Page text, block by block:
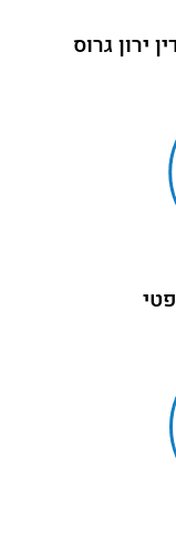
ירון גרוס